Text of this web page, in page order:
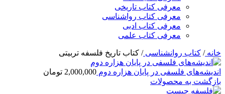
معرفی کتاب تاریخی
معرفی کتاب رواشناسی
معرفی کتاب ادبی
معرفی کتاب علمی
خانه/ کتاب روانشناسی/ کتاب تاریخ فلسفه تربیتی
اندیشه‌های فلسفی در پایان هزاره دوم 2,000,000 تومان
بازگشت به محصولات